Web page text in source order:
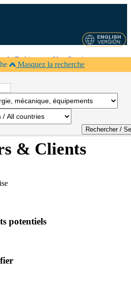
de Dobiza
Nos Services
Masquez la recherche
& Clients
potentiels